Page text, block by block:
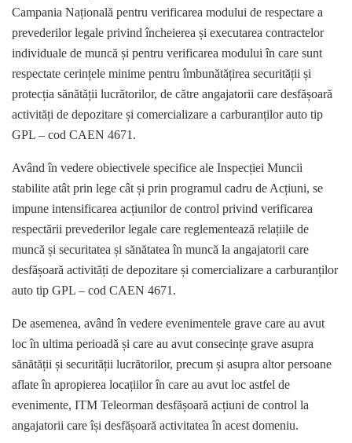
Campania Națională pentru verificarea modului de respectare a
prevederilor legale privind încheierea și executarea contractelor
individuale de muncă și pentru verificarea modului în care sunt
respectate cerințele minime pentru îmbunătățirea securității și
protecția sănătății lucrătorilor, de către angajatorii care desfășoară
activități de depozitare și comercializare a carburanților auto tip
GPL – cod CAEN 4671.
Având în vedere obiectivele specifice ale Inspecției Muncii
stabilite atât prin lege cât și prin programul cadru de Acțiuni, se
impune intensificarea acțiunilor de control privind verificarea
respectării prevederilor legale care reglementează relațiile de
muncă și securitatea și sănătatea în muncă la angajatorii care
desfășoară activități de depozitare și comercializare a carburanților
auto tip GPL – cod CAEN 4671.
De asemenea, având în vedere evenimentele grave care au avut
loc în ultima perioadă și care au avut consecințe grave asupra
sănătății și securității lucrătorilor, precum și asupra altor persoane
aflate în apropierea locațiilor în care au avut loc astfel de
evenimente, ITM Teleorman desfășoară acțiuni de control la
angajatorii care își desfășoară activitatea în acest domeniu.